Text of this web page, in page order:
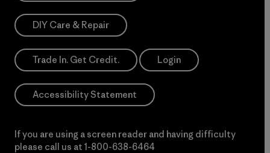
DIY Care & Repair
Trade In. Get Credit. Login
Accessibility Statement
If you are using a screen reader and having difficulty
please call us at 1-800-638-6464